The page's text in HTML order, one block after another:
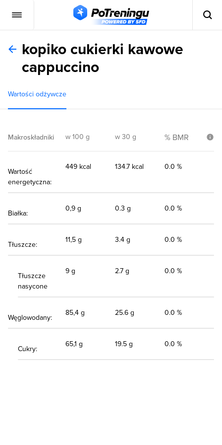
kopiko cukierki kawowe
cappuccino
Wartości odżywcze
Makroskładniki w 100 g w 30 g % BMR
Wartość
energetyczna:
449 kcal 134.7 kcal 0.0 %
Białka:
0,9 g 0.3 g 0.0 %
Tłuszcze:
11,5 g 3.4 g 0.0 %
Tłuszcze
nasycone
9 g 2.7 g 0.0 %
Węglowodany:
85,4 g 25.6 g 0.0 %
Cukry:
65,1 g 19.5 g 0.0 %